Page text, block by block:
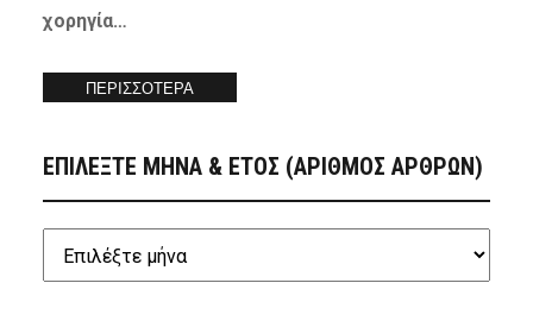
χορηγία…
ΠΕΡΙΣΣΟΤΕΡΑ
ΕΠΙΛΕΞΤΕ ΜΗΝΑ & ΕΤΟΣ (ΑΡΙΘΜΟΣ ΑΡΘΡΩΝ)